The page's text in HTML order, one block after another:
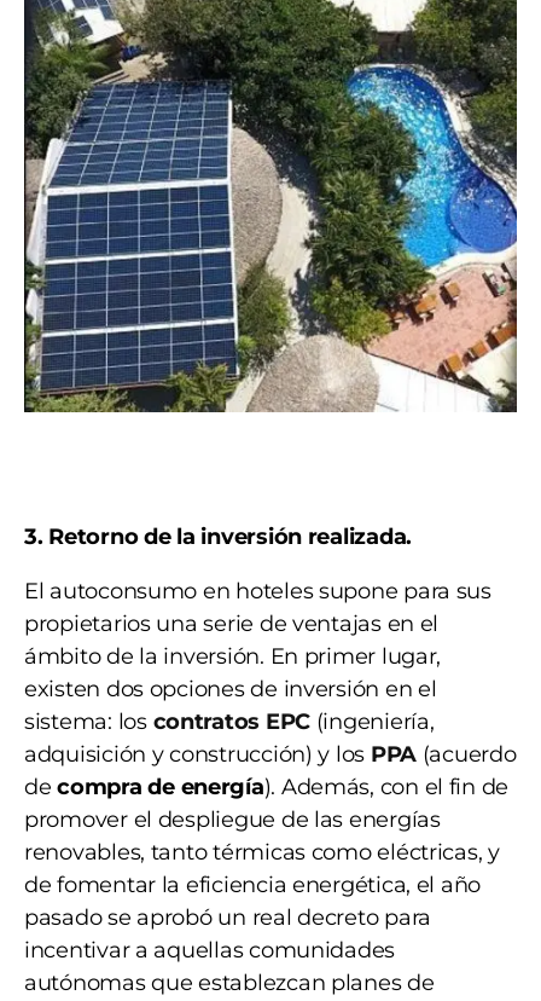
3. Retorno de la inversión realizada.
El autoconsumo en hoteles supone para sus
propietarios una serie de ventajas en el
ámbito de la inversión. En primer lugar,
existen dos opciones de inversión en el
sistema: los contratos EPC (ingeniería,
adquisición y construcción) y los PPA (acuerdo
decompra de energía). Además, con el fin de
promover el despliegue de las energías
renovables, tanto térmicas como eléctricas, y
de fomentar la eficiencia energética, el año
pasado se aprobó un real decreto para
incentivar a aquellas comunidades
autónomas que establezcan planes de